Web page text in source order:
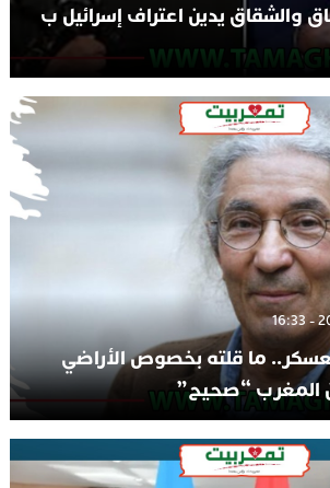
والشقاق يدين اعتراف إسرائيل ب
ما قلته بخصوص الأراضي
“صحيح”